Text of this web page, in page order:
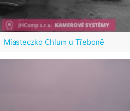
Miasteczko Chlum u Třeboně